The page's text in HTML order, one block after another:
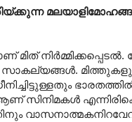
ആണ് സിനിമകൾ